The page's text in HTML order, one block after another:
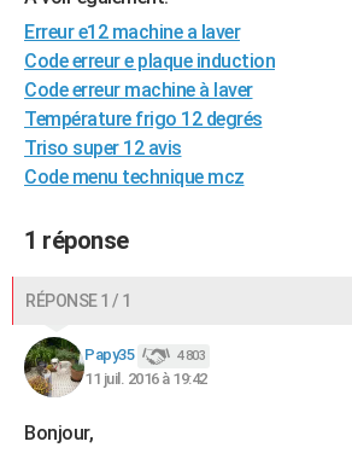
Destinations
City break
Voyage nature
Voyage de noces
Forum
Climat
+PHOTO
GUIDES D'ACHAT
BONS PLANS
CARTE DE VOEUX
S'inscrire
Se connecter
Lycées
Collèges
Primaires
Universités
Entreprises
Service militaire
Avis de recherche
AVIS DE DÉCÈS
Erreur e12 machine a laver
Code erreur e plaque induction
Code erreur machine à laver
Température frigo 12 degrés
Triso super 12 avis
Code menu technique mcz
1 réponse
RÉPONSE 1 / 1
Papy35 4 803
11 juil. 2016 à 19:42
Bonjour,